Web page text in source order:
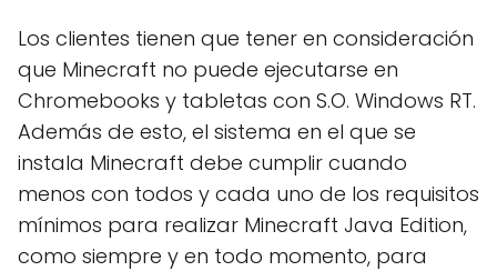
Los clientes tienen que tener en consideración
que Minecraft no puede ejecutarse en
Chromebooks y tabletas con S.O. Windows RT.
Además de esto, el sistema en el que se
instala Minecraft debe cumplir cuando
menos con todos y cada uno de los requisitos
mínimos para realizar Minecraft Java Edition,
como siempre y en todo momento, para